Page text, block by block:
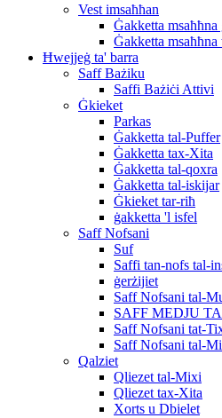
Vest imsaħħan
Ġakketta
Ġakketta msaħħna
Ħwejjeġ ta' barra
Saff Bażiku
Saffi Bażiċi Attivi
Ġkieket
Parkas
Ġakketta tal-Puffer
Ġakketta tax-Xita
Ġakketta tal-qoxra
Ġakketta tal-iskijar
Ġkieket tar-riħ
ġakketta 'l isfel
Saff Nofsani
Suf
Saffi tan-nofs tal-
ġerżijiet
Saff Nofsani tal-
SAFF MEDJU
Saff Nofsani tat-
Saff Nofsani tal-
Qalziet
Qliezet tal-Mixi
Qliezet tax-Xita
Xorts u Dbielet